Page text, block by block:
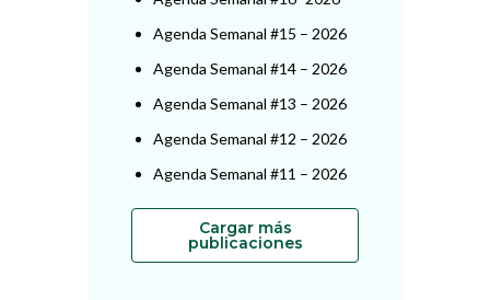
Agenda Semanal #15 – 2026
Agenda Semanal #14 – 2026
Agenda Semanal #13 – 2026
Agenda Semanal #12 – 2026
Agenda Semanal #11 – 2026
Cargar más
publicaciones